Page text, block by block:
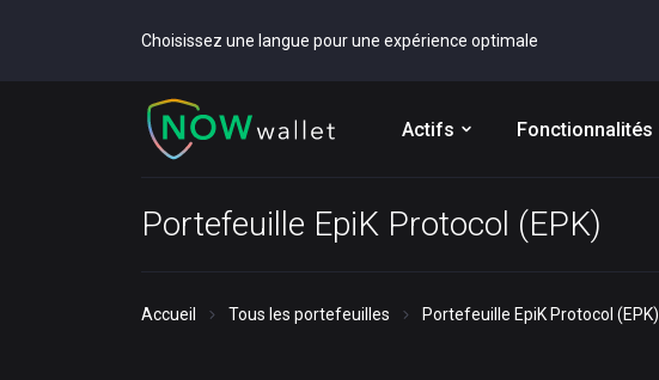
Choisissez une langue pour une expérience optimale
Actifs Fonctionnalités
Portefeuille EpiK Protocol (EPK)
Accueil Tous les portefeuilles Portefeuille EpiK Protocol (EPK)